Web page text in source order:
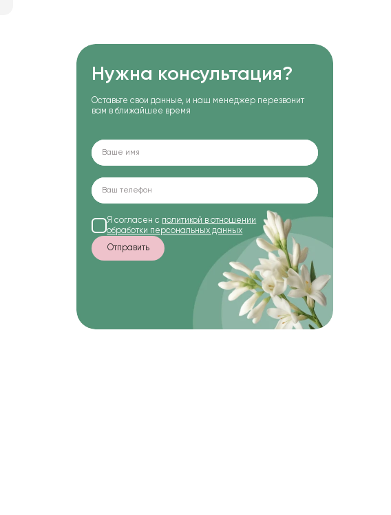
Нужна консультация?
Оставьте свои данные, и наш менеджер перезвонит
вам в ближайшее время
Я согласен с политикой в отношении
обработки персональных данных
Отправить